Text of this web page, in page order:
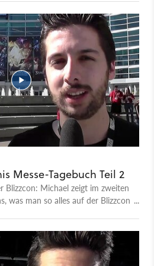
Messe-Tagebuch Teil 2
Blizzcon: Michael zeigt im zweiten
was man so alles auf der Blizzcon